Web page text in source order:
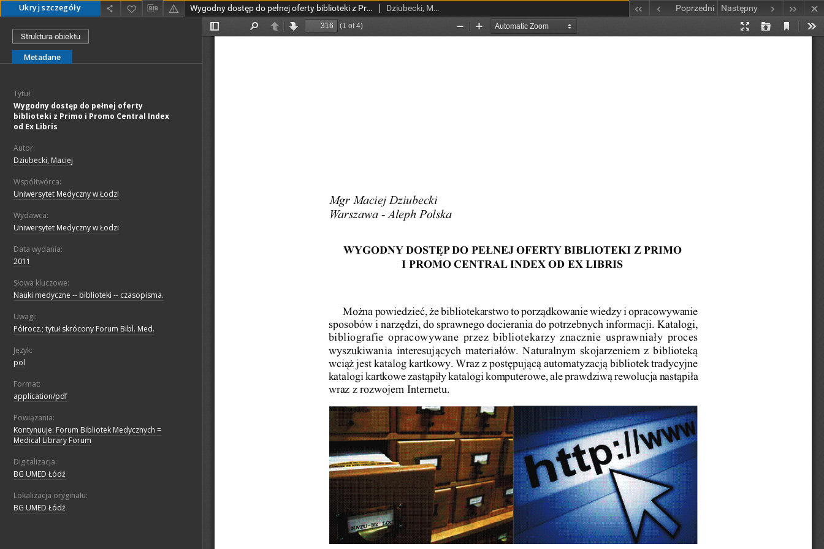
Ukryj szczegóły Wygodny dostęp do pełnej oferty biblioteki z Primo i Promo Central Index od Ex Libris Dziubecki, Maciej Poprzedni Następny
Struktura obiektu
Metadane
Tytuł:
Wygodny dostęp do pełnej oferty
biblioteki z Primo i Promo Central Index
od Ex Libris
Autor:
Dziubecki, Maciej
Współtwórca:
Uniwersytet Medyczny w Łodzi
Wydawca:
Uniwersytet Medyczny w Łodzi
Data wydania:
2011
Słowa kluczowe:
Nauki medyczne -- biblioteki -- czasopisma.
Uwagi:
Półrocz.; tytuł skrócony Forum Bibl. Med.
Język:
pol
Format:
application/pdf
Powiązania:
Kontynuuje: Forum Bibliotek Medycznych =
Medical Library Forum
Digitalizacja:
BG UMED Łódź
Lokalizacja oryginału:
BG UMED Łódź